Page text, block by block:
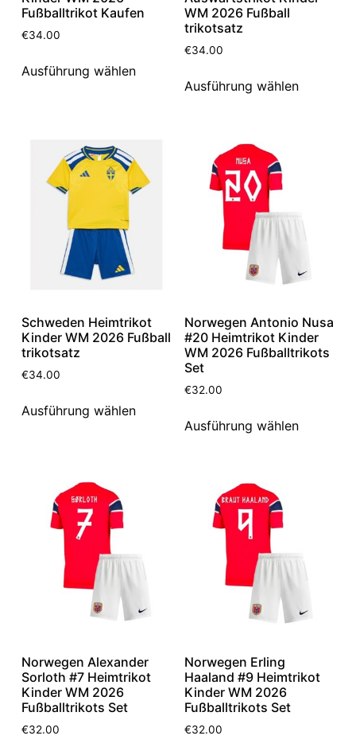
Fußballtrikot Kaufen
€34.00
Ausführung wählen
WM 2026 Fußball
trikotsatz
€34.00
Ausführung wählen
Schweden Heimtrikot
Kinder WM 2026 Fußball
trikotsatz
€34.00
Ausführung wählen
Norwegen Antonio Nusa
#20 Heimtrikot Kinder
WM 2026 Fußballtrikots
Set
€32.00
Ausführung wählen
Norwegen Alexander
Sorloth #7 Heimtrikot
Kinder WM 2026
Fußballtrikots Set
€32.00
Norwegen Erling
Haaland #9 Heimtrikot
Kinder WM 2026
Fußballtrikots Set
€32.00